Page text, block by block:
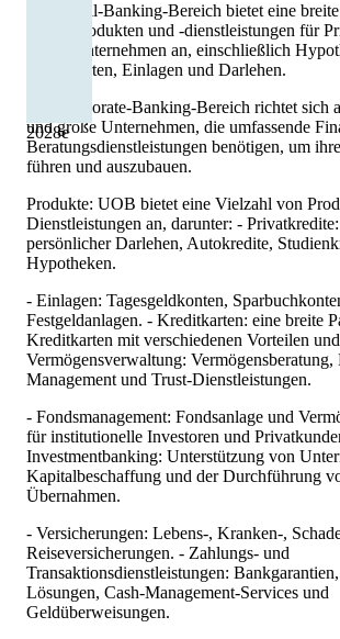
2028e
Der Retail-Banking-Bereich bietet eine
Finanzprodukten und -dienstleistungen für
kleine Unternehmen an, einschließlich
Kreditkarten, Einlagen und Darlehen.
Der Corporate-Banking-Bereich richtet sich
und große Unternehmen, die umfassende
Beratungsdienstleistungen benötigen, um
führen und auszubauen.
Produkte: UOB bietet eine Vielzahl von
Dienstleistungen an, darunter: -
persönlicher Darlehen, Autokredite,
Hypotheken.
- Einlagen: Tagesgeldkonten,
Festgeldanlagen. - Kreditkarten: eine breite
Kreditkarten mit verschiedenen Vorteilen
Vermögensverwaltung:
Management und Trust-Dienstleistungen.
- Fondsmanagement: Fondsanlage und
für institutionelle Investoren und
Investmentbanking: Unterstützung von
Kapitalbeschaffung und der Durchführung
Übernahmen.
- Versicherungen: Lebens-, Kranken-,
Reiseversicherungen. - Zahlungs- und
Transaktionsdienstleistungen:
Lösungen, Cash-Management-Services und
Geldüberweisungen.